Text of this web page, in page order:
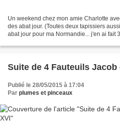
Un weekend chez mon amie Charlotte
des abat jour. (Toutes deux tapissiers
abat jour pour ma Normandie... j'en ai fait
Suite de 4 Fauteuils
Publié le 28/05/2015 à 17:04
Par plumes et pinceaux